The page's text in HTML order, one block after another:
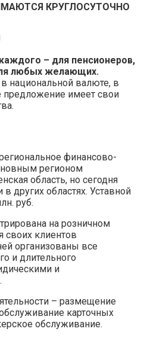
КРУГЛОСУТОЧНО
– для пенсионеров,
любых желающих.
национальной валюте, в
предложение имеет свои
финансово-
регионом
область, но сегодня
в других областях. Уставной
руб.
на розничном
своих клиентов
организованы все
и длительного
и
– размещение
карточных
обслуживание.